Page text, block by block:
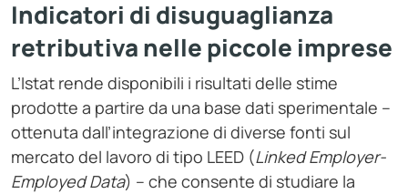
Indicatori di disuguaglianza
retributiva nelle piccole imprese
L’Istat rende disponibili i risultati delle stime
prodotte a partire da una base dati sperimentale –
ottenuta dall’integrazione di diverse fonti sul
mercato del lavoro di tipo LEED (Linked Employer-
Employed Data) – che consente di studiare la